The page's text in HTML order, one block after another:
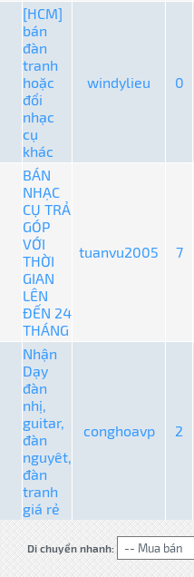
[HCM]
bán
đàn
tranh
hoặc
đổi
nhạc
cụ
khác
windylieu 0
BÁN
NHẠC
CỤ TRẢ
GÓP
VỚI
THỜI
GIAN
LÊN
ĐẾN 24
THÁNG
tuanvu2005 7
Nhận
Dạy
đàn
nhị,
guitar,
đàn
nguyêt,
đàn
tranh
giá rẻ
conghoavp 2
Di chuyển nhanh: